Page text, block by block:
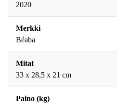
2020
Merkki
Béaba
Mitat
33 x 28,5 x 21 cm
Paino (kg)